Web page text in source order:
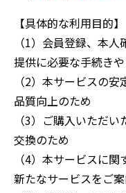
【具体的な利用目的】
（1）会員登録、本
提供に必要な手続き
（2）本サービスの
品質向上のため
（3）ご購入いただ
交換のため
（4）本サービスに
新たなサービスをご